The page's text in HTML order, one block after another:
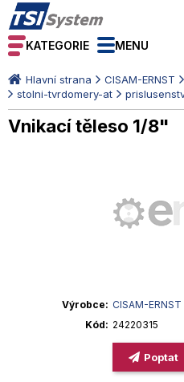
KATEGORIE MENU
Hlavní strana CISAM-ERNST
stolni-tvrdomery-at
Vnikací těleso 1/8"
Výrobce
CISAM-ERNST
Kód
24220315
Poptat